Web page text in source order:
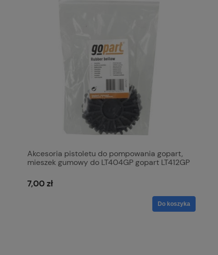
Akcesoria pistoletu do pompowania gopart,
mieszek gumowy do LT404GP gopart LT412GP
7,00 zł
Do koszyka